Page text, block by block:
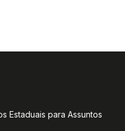
Estaduais para Assuntos